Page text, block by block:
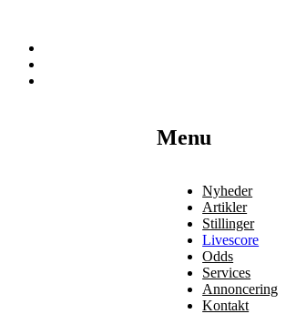
Menu
Nyheder
Artikler
Stillinger
Livescore
Odds
Services
Annoncering
Kontakt